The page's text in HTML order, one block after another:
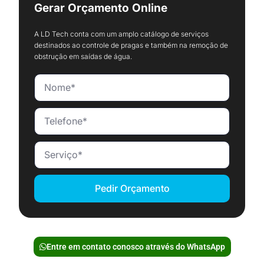
Gerar Orçamento Online
A LD Tech conta com um amplo catálogo de serviços
destinados ao controle de pragas e também na remoção de
obstrução em saídas de água.
Pedir Orçamento
Entre em contato conosco através do WhatsApp